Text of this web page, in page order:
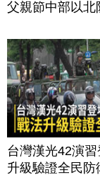
父親節中部以北
台灣漢光42演
升級驗證全民防